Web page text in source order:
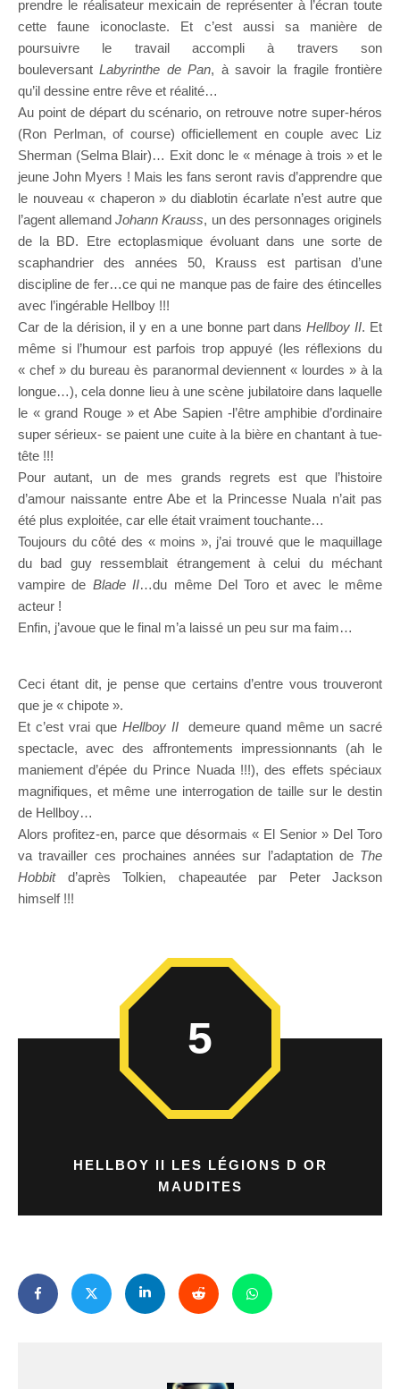
prendre le réalisateur mexicain de représenter à l’écran toute
cette faune iconoclaste. Et c’est aussi sa manière de
poursuivre le travail accompli à travers son
bouleversantLabyrinthe de Pan, à savoir la fragile frontière
qu’il dessine entre rêve et réalité…
Au point de départ du scénario, on retrouve notre super-héros
(Ron Perlman, of course) officiellement en couple avec Liz
Sherman (Selma Blair)… Exit donc le « ménage à trois » et le
jeune John Myers ! Mais les fans seront ravis d’apprendre que
le nouveau « chaperon » du diablotin écarlate n’est autre que
l’agent allemandJohann Krauss, un des personnages originels
de la BD. Etre ectoplasmique évoluant dans une sorte de
scaphandrier des années 50, Krauss est partisan d’une
discipline de fer…ce qui ne manque pas de faire des étincelles
avec l’ingérable Hellboy !!!
Car de la dérision, il y en a une bonne part dansHellboy II. Et
même si l’humour est parfois trop appuyé (les réflexions du
« chef » du bureau ès paranormal deviennent « lourdes » à la
longue…), cela donne lieu à une scène jubilatoire dans laquelle
le « grand Rouge » et Abe Sapien -l’être amphibie d’ordinaire
super sérieux- se paient une cuite à la bière en chantant à tue-
tête !!!
Pour autant, un de mes grands regrets est que l’histoire
d’amour naissante entre Abe et la Princesse Nuala n’ait pas
été plus exploitée, car elle était vraiment touchante…
Toujours du côté des « moins », j’ai trouvé que le maquillage
du bad guy ressemblait étrangement à celui du méchant
vampire de Blade II…du même Del Toro et avec le même
acteur !
Enfin, j’avoue que le final m’a laissé un peu sur ma faim…
Ceci étant dit, je pense que certains d’entre vous trouveront
que je « chipote ».
Et c’est vrai que Hellboy II
demeure quand même un sacré
spectacle, avec des affrontements impressionnants (ah le
maniement d’épée du Prince Nuada !!!), des effets spéciaux
magnifiques, et même une interrogation de taille sur le destin
de Hellboy…
Alors profitez-en, parce que désormais « El Senior » Del Toro
va travailler ces prochaines années sur l’adaptation de The
Hobbitd’après Tolkien, chapeautée par Peter Jackson
himself !!!
HELLBOY II LES LÉGIONS D OR
MAUDITES
5